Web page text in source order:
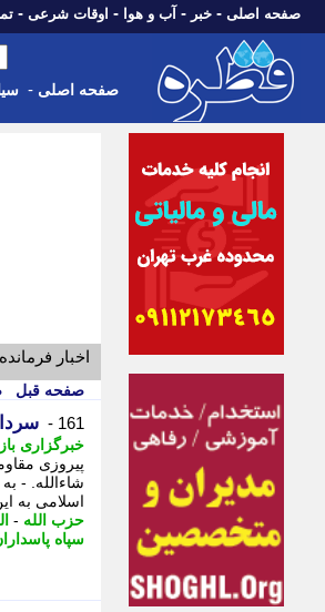
صفحه اصلی - خبر - آب و هوا - اوقات شرعی -
صفحه اصلی -
اخبار
صفحه قبل
161 -
خبرگزاری
پیروزی
شاءالله. -
اسلامی به
حزب الله -
سپاه